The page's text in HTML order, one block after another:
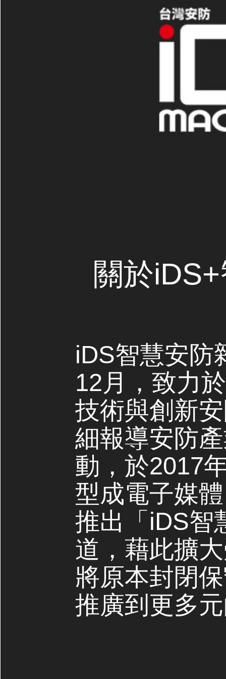
關於
iDS智慧安防
12月，致力
技術與創新
細報導安防
動，於2017
型成電子媒
推出「iDS智
道，藉此擴
將原本封閉
推廣到更多